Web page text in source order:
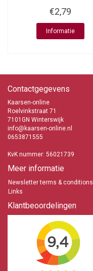
€2,79
Informatie
Contactgegevens
Kaarsen-online
Roelvinkstraat 71
7101GN Winterswijk
info@kaarsen-online.nl
0653871555
KvK nummer: 56021739
Meer informatie
Newsletter terms & conditions
Links
Klantbeoordelingen